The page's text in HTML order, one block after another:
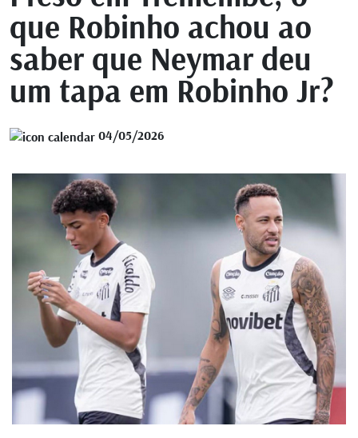
que Robinho achou ao
saber que Neymar deu
um tapa em Robinho Jr?
04/05/2026